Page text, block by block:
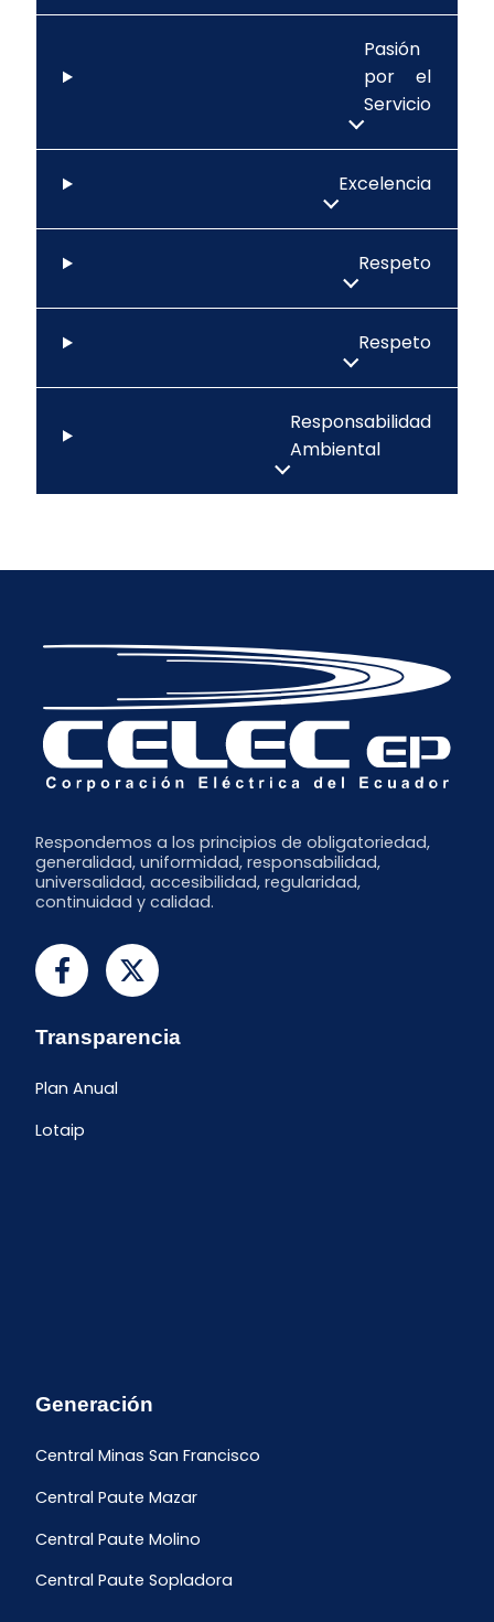
Pasión
por el
Servicio
Excelencia
Respeto
Respeto
Responsabilidad
Ambiental
Respondemos a los principios de obligatoriedad,
generalidad, uniformidad, responsabilidad,
universalidad, accesibilidad, regularidad,
continuidad y calidad.
Transparencia
Plan Anual
Lotaip
Generación
Central Minas San Francisco
Central Paute Mazar
Central Paute Molino
Central Paute Sopladora